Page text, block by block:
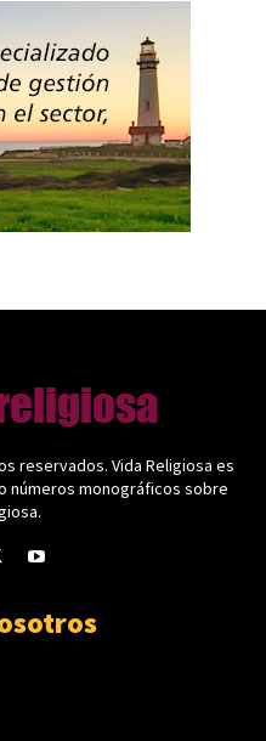
reservados. Vida Religiosa es
números monográficos sobre